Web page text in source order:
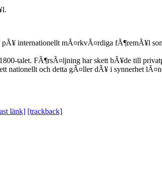
internationellt mÃ¤rkvÃ¤rdiga fÃ¶remÃ¥l
talet. FÃ¶rsÃ¤ljning har skett bÃ¥de till
nationellt och detta gÃ¤ller dÃ¥ i synnerhet
länk] [trackback]